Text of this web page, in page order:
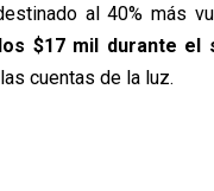
al 40% más
$17 mil durante el
cuentas de la luz.